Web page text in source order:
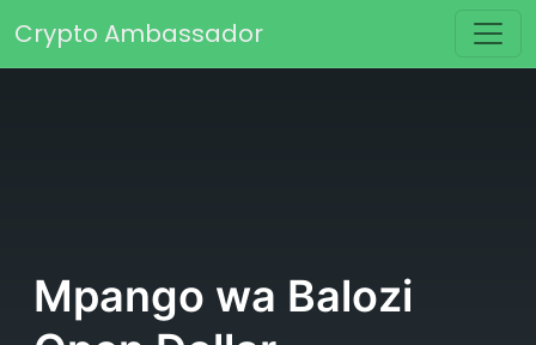
Main Navigation
Crypto Ambassador
Mpango wa Balozi